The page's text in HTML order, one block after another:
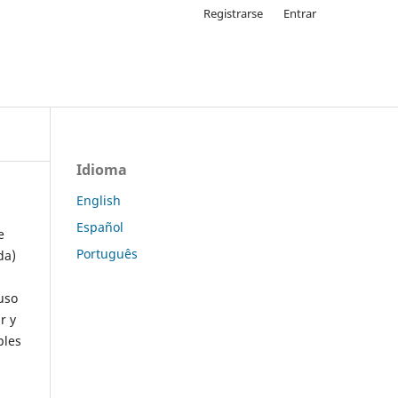
Registrarse Entrar
y
Idioma
English
Español
Português